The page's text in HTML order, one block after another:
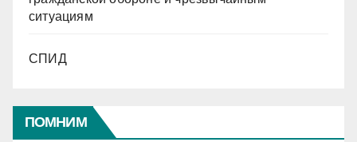
ситуациям
СПИД
ПОМНИМ